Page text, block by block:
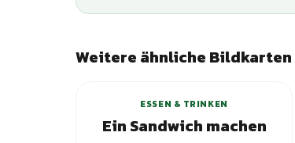
Weitere ähnliche Bildkarten
ESSEN & TRINKEN
Ein Sandwich machen